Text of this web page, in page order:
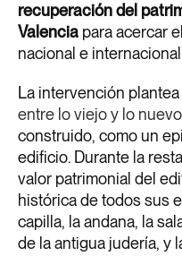
recuperación del
Valencia para acercar
nacional e
La intervención
entre lo viejo y lo nuevo
construido, como un
edificio. Durante la
valor patrimonial del
histórica de todos sus
capilla, la andana, la
de la antigua judería, y